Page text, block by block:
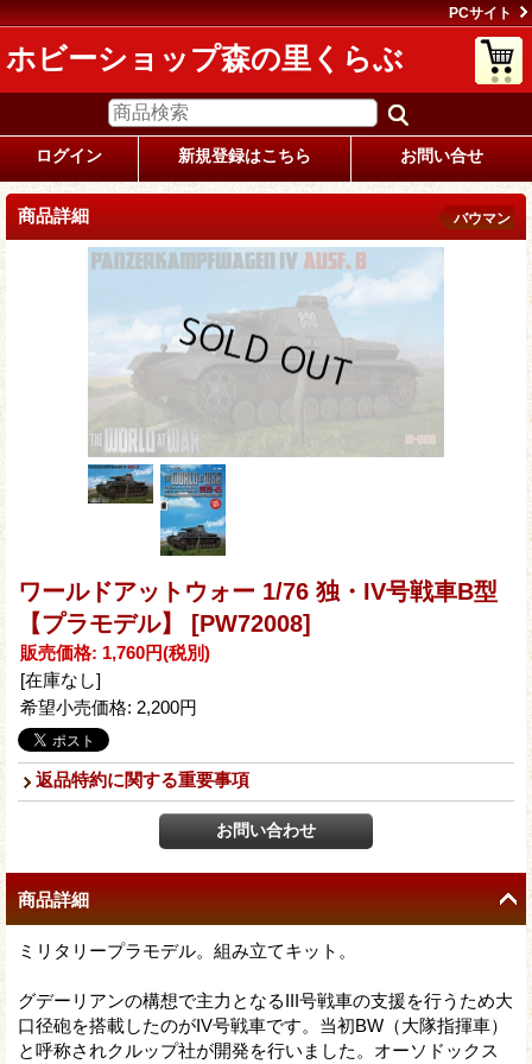
PCサイト
ホビーショップ森の里くらぶ
ログイン 新規登録はこちら お問い合せ
商品詳細 バウマン
ワールドアットウォー 1/76 独・IV号戦車B型
【プラモデル】
[PW72008]
販売価格: 1,760円(税別)
[在庫なし]
希望小売価格: 2,200円
返品特約に関する重要事項
商品詳細
ミリタリープラモデル。組み立てキット。
グデーリアンの構想で主力となるIII号戦車の支援を行うため大
口径砲を搭載したのがIV号戦車です。当初BW（大隊指揮車）
と呼称されクルップ社が開発を行いました。オーソドックス